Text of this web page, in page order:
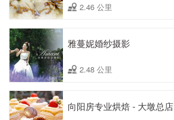
2.46 公里
雅蔓妮婚纱摄影
2.48 公里
向阳房专业烘焙 - 大墩总店